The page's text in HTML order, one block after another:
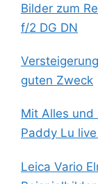
Bilder zum
f/2 DG DN
guten Zweck
Mit Alles und
Paddy Lu
Leica Vario